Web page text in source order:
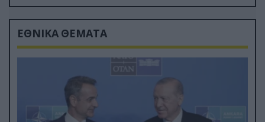
ΕΘΝΙΚΑ ΘΕΜΑΤΑ